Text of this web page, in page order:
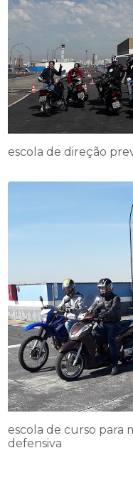
escola de direção
escola de curso para
defensiva